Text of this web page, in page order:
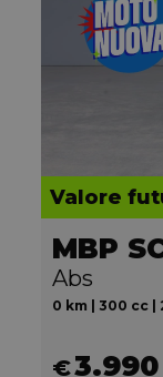
Valore
MBP
Abs
0 km | 300 cc |
€3.990